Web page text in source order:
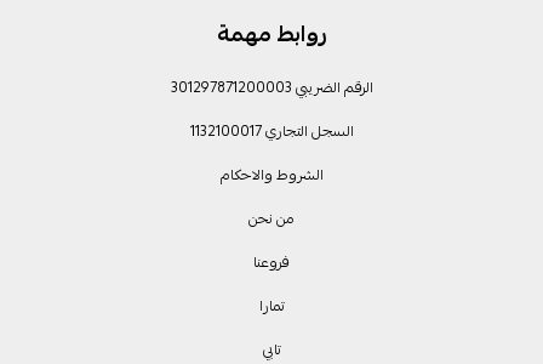
روابط مهمة
الرقم الضريبي 301297871200003
السجل التجاري 1132100017
الشروط والاحكام
من نحن
فروعنا
تمارا
تابي